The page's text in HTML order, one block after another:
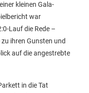
kleinen Gala-
war
Lauf die Rede –
ihren Gunsten und
auf die angestrebte
in die Tat